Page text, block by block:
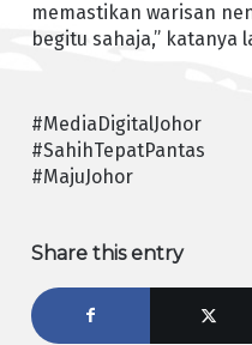
memastikan warisan
begitu sahaja,” katanya
#MediaDigitalJohor
#SahihTepatPantas
#MajuJohor
Share this entry